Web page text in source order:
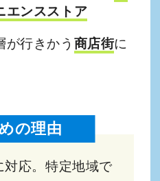
エンスストア
が行きかう 商店街に
の理由
応。特定地域で